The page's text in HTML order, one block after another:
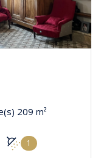
Maison 6 pièce(s) 4 chambre(s) 209 m²
1